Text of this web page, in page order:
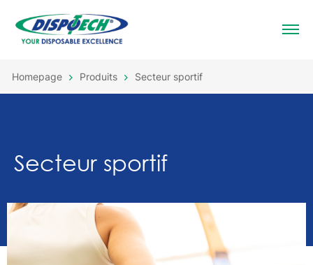
Homepage Produits Secteur sportif
Secteur sportif